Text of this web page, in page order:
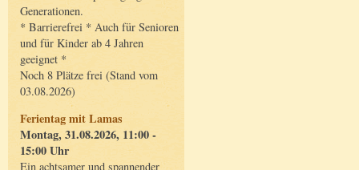
Generationen.
* Barrierefrei * Auch für Senioren
und für Kinder ab 4 Jahren
geeignet *
Noch 8 Plätze frei (Stand vom
03.08.2026)
Ferientag mit Lamas
Montag, 31.08.2026, 11:00 -
15:00 Uhr
Ein achtsamer und spannender